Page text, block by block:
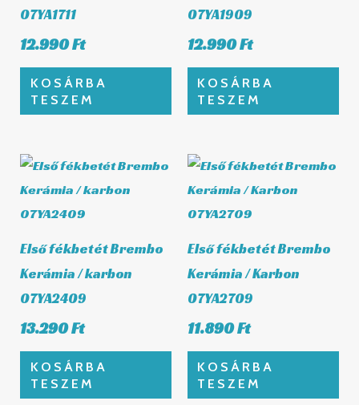
07YA1711
12.990Ft
KOSÁRBA
TESZEM
07YA1909
12.990Ft
KOSÁRBA
TESZEM
Első fékbetét Brembo
Kerámia / karbon
07YA2409
13.290Ft
KOSÁRBA
TESZEM
Első fékbetét Brembo
Kerámia / Karbon
07YA2709
11.890Ft
KOSÁRBA
TESZEM